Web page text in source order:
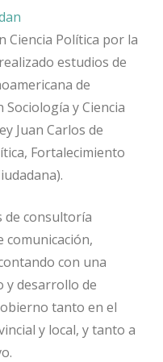
Ciencia Política por la
estudios de
de
Sociología y Ciencia
Juan Carlos de
Fortalecimiento
de consultoría
comunicación,
con una
y desarrollo de
tanto en el
y local, y tanto a